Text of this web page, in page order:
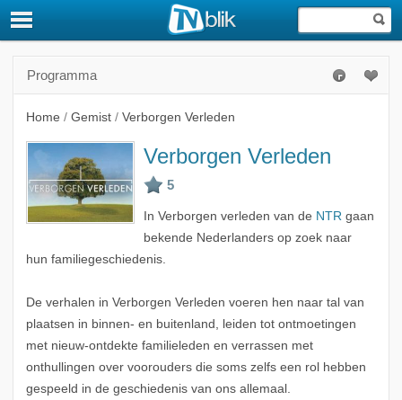
Programma
Home / Gemist / Verborgen Verleden
Verborgen Verleden
In Verborgen verleden van de NTRgaan
bekende Nederlanders op zoek naar
hun familiegeschiedenis.
De verhalen in Verborgen Verleden voeren hen naar tal van
plaatsen in binnen- en buitenland, leiden tot ontmoetingen
met nieuw-ontdekte familieleden en verrassen met
onthullingen over voorouders die soms zelfs een rol hebben
gespeeld in de geschiedenis van ons allemaal.